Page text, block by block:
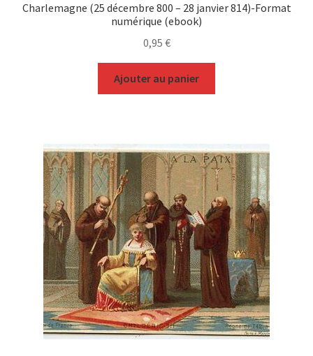
Charlemagne (25 décembre 800 – 28 janvier 814)-Format
numérique (ebook)
0,95 €
Ajouter au panier